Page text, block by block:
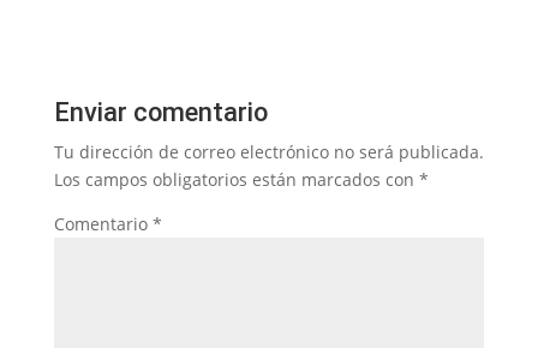
Enviar comentario
Tu dirección de correo electrónico no será publicada.
Los campos obligatorios están marcados con *
Comentario *